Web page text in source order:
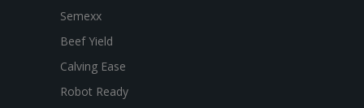
Semexx
Beef Yield
Calving Ease
Robot Ready